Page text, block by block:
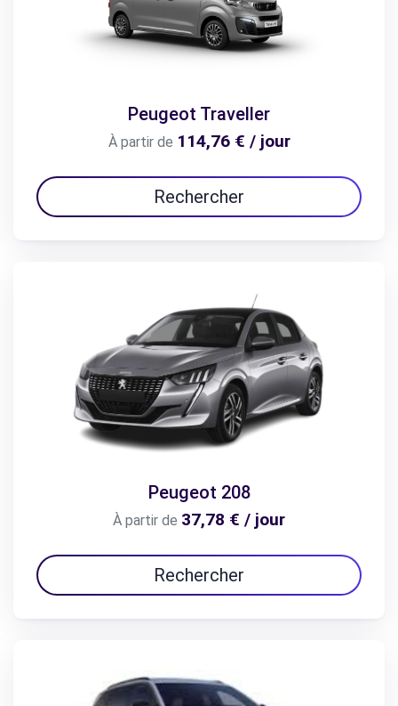
Peugeot Traveller
À partir de 114,76 € / jour
Rechercher
Peugeot 208
À partir de 37,78 € / jour
Rechercher